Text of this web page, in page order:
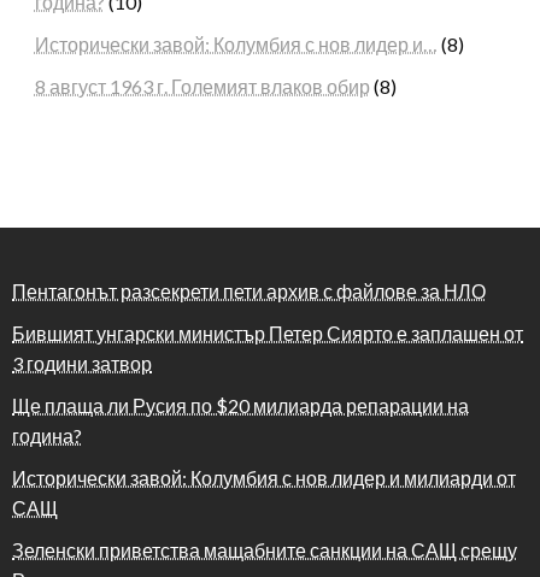
Исторически завой: Колумбия с нов лидер и…
(8)
8 август 1963 г. Големият влаков обир (8)
Пентагонът разсекрети пети архив с файлове за НЛО
Бившият унгарски министър Петер Сиярто е заплашен от
3 години затвор
Ще плаща ли Русия по $20 милиарда репарации на
година?
Исторически завой: Колумбия с нов лидер и милиарди от
САЩ
Зеленски приветства мащабните санкции на САЩ срещу